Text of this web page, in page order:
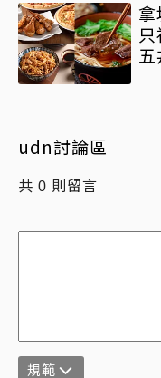
udn討論區
共 0 則留言
規範